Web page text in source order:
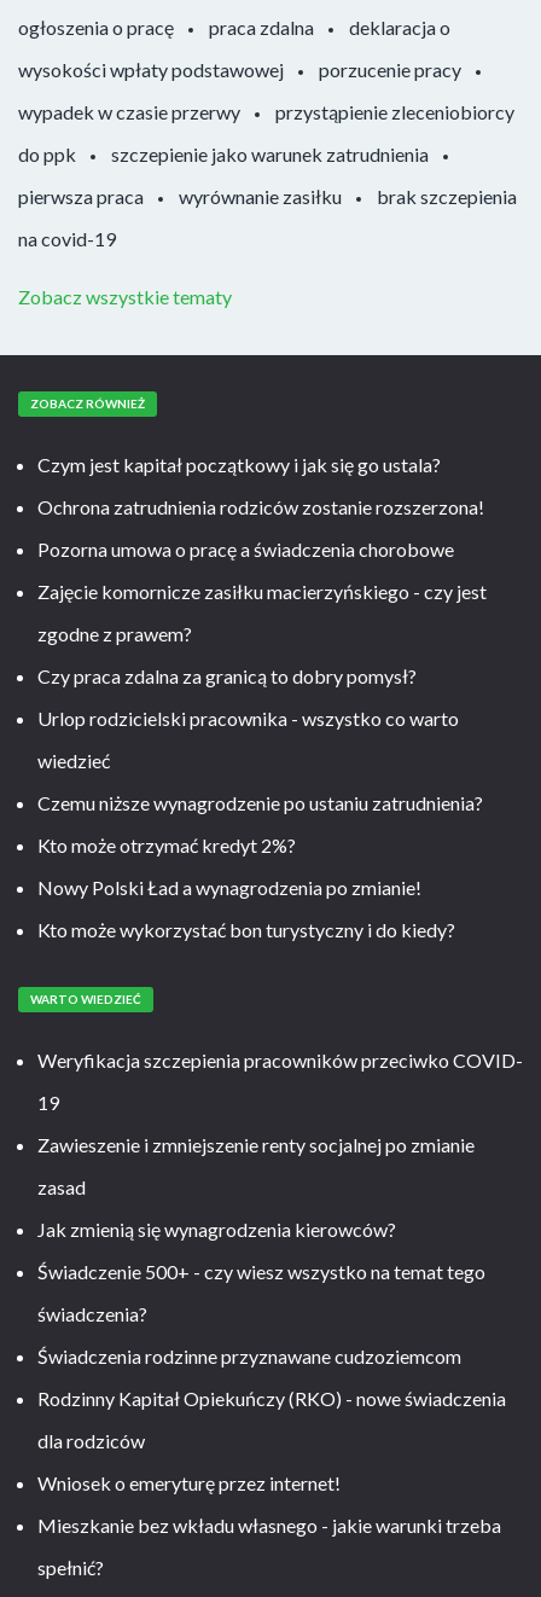
ogłoszenia o pracę praca zdalna
deklaracja o
wysokości wpłaty podstawowej
porzucenie pracy
wypadek w czasie przerwy
przystąpienie zleceniobiorcy
do ppk
szczepienie jako warunek zatrudnienia
pierwsza praca
wyrównanie zasiłku
brak szczepienia
na covid-19
Zobacz wszystkie tematy
ZOBACZ RÓWNIEŻ
Czym jest kapitał początkowy i jak się go ustala?
Ochrona zatrudnienia rodziców zostanie rozszerzona!
Pozorna umowa o pracę a świadczenia chorobowe
Zajęcie komornicze zasiłku macierzyńskiego - czy jest
zgodne z prawem?
Czy praca zdalna za granicą to dobry pomysł?
Urlop rodzicielski pracownika - wszystko co warto
wiedzieć
Czemu niższe wynagrodzenie po ustaniu zatrudnienia?
Kto może otrzymać kredyt 2%?
Nowy Polski Ład a wynagrodzenia po zmianie!
Kto może wykorzystać bon turystyczny i do kiedy?
WARTO WIEDZIEĆ
Weryfikacja szczepienia pracowników przeciwko COVID-
19
Zawieszenie i zmniejszenie renty socjalnej po zmianie
zasad
Jak zmienią się wynagrodzenia kierowców?
Świadczenie 500+ - czy wiesz wszystko na temat tego
świadczenia?
Świadczenia rodzinne przyznawane cudzoziemcom
Rodzinny Kapitał Opiekuńczy (RKO) - nowe świadczenia
dla rodziców
Wniosek o emeryturę przez internet!
Mieszkanie bez wkładu własnego - jakie warunki trzeba
spełnić?